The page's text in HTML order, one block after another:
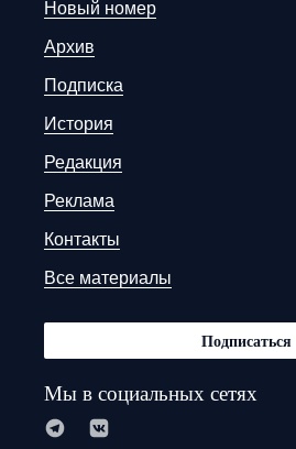
Новый номер
Архив
Подписка
История
Редакция
Реклама
Контакты
Все материалы
Подписаться
Мы в социальных сетях